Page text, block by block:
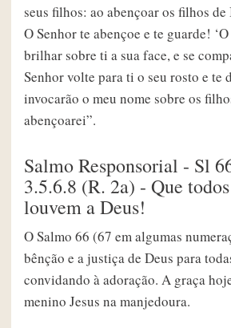
seus filhos: ao abençoar os filhos
O Senhor te abençoe e te guarde!
brilhar sobre ti a sua face, e se
Senhor volte para ti o seu rosto e te
invocarão o meu nome sobre os
abençoarei”.
Salmo Responsorial - Sl
3.5.6.8 (R. 2a) - Que
louvem a Deus!
O Salmo 66 (67 em algumas
bênção e a justiça de Deus para
convidando à adoração. A graça
menino Jesus na manjedoura.